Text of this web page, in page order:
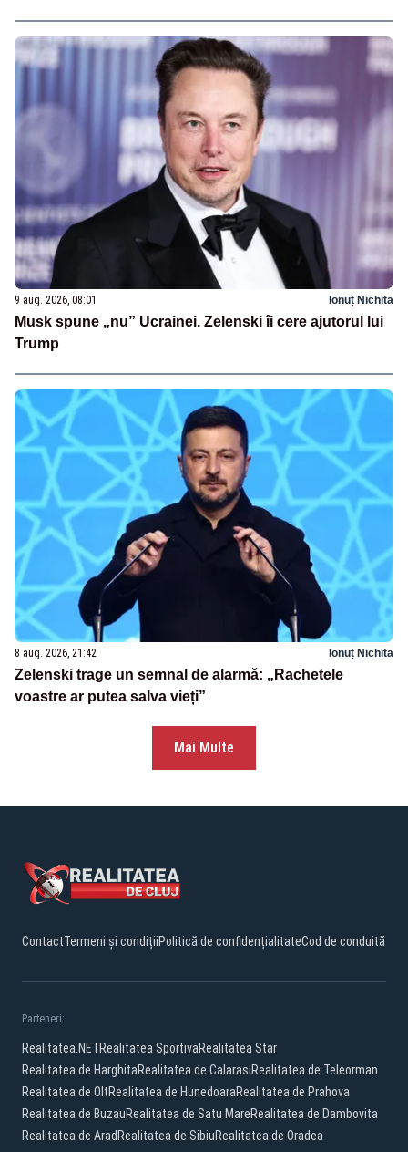
9 aug. 2026, 08:01 Ionuț Nichita
Musk spune „nu” Ucrainei. Zelenski îi cere ajutorul lui
Trump
8 aug. 2026, 21:42 Ionuț Nichita
Zelenski trage un semnal de alarmă: „Rachetele
voastre ar putea salva vieți”
Mai Multe
ContactTermeni și condițiiPolitică de confidențialitateCod de conduită
Parteneri:
Realitatea.NETRealitatea SportivaRealitatea Star
Realitatea de HarghitaRealitatea de CalarasiRealitatea de Teleorman
Realitatea de OltRealitatea de HunedoaraRealitatea de Prahova
Realitatea de BuzauRealitatea de Satu MareRealitatea de Dambovita
Realitatea de Arad Realitatea de SibiuRealitatea de Oradea